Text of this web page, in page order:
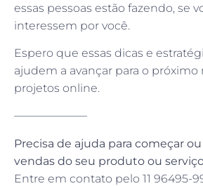
essas pessoas estão fazendo, se
interessem por você.
Espero que essas dicas e
ajudem a avançar para o próximo
projetos online.
——————–
Precisa de ajuda para começar ou
vendas do seu produto ou
Entre em contato pelo 11 96495-